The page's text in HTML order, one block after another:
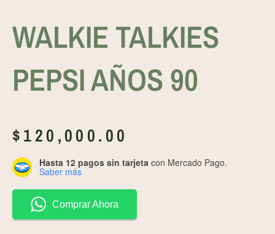
WALKIE TALKIES
PEPSI AÑOS 90
$120,000.00
Hasta 12 pagos sin tarjeta con Mercado Pago.
Saber más
Comprar Ahora